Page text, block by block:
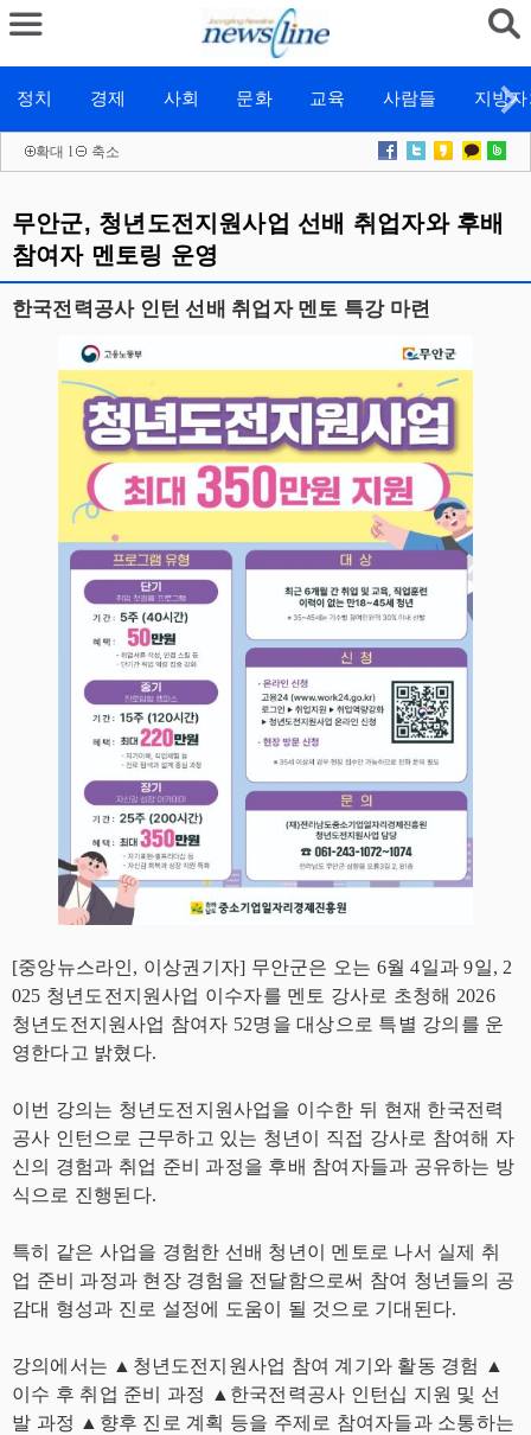
정치 경제 사회 문화 교육 사람들 지방
확대 l 축소
무안군, 청년도전지원사업 선배 취업자와 후배
참여자 멘토링 운영
한국전력공사 인턴 선배 취업자 멘토 특강 마련
[중앙뉴스라인, 이상권기자] 무안군은 오는 6월 4일과 9일, 2
025 청년도전지원사업 이수자를 멘토 강사로 초청해 2026
청년도전지원사업 참여자 52명을 대상으로 특별 강의를 운
영한다고 밝혔다.
이번 강의는 청년도전지원사업을 이수한 뒤 현재 한국전력
공사 인턴으로 근무하고 있는 청년이 직접 강사로 참여해 자
신의 경험과 취업 준비 과정을 후배 참여자들과 공유하는 방
식으로 진행된다.
특히 같은 사업을 경험한 선배 청년이 멘토로 나서 실제 취
업 준비 과정과 현장 경험을 전달함으로써 참여 청년들의 공
감대 형성과 진로 설정에 도움이 될 것으로 기대된다.
강의에서는 ▲청년도전지원사업 참여 계기와 활동 경험 ▲
이수 후 취업 준비 과정 ▲한국전력공사 인턴십 지원 및 선
발 과정 ▲향후 진로 계획 등을 주제로 참여자들과 소통하는